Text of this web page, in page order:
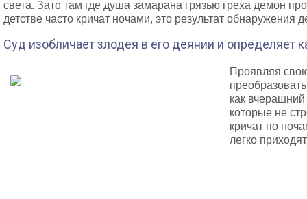
света. Зато там где душа замарана грязью греха демон
детстве часто кричат ночами, это результат обнаружения
Суд изобличает злодея в его деянии и определяет
Проявляя
как
которые не
кричат по
легко